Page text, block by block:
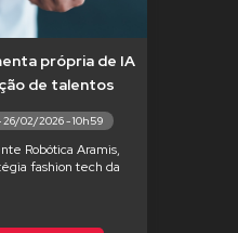
própria de IA
de talentos
02/2026 - 10h59
Robótica Aramis,
fashion tech da